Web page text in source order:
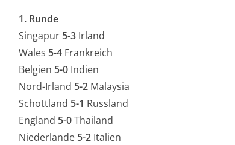
1. Runde
Singapur 5-3 Irland
Wales 5-4 Frankreich
Belgien 5-0 Indien
Nord-Irland 5-2 Malaysia
Schottland 5-1 Russland
England 5-0Thailand
Niederlande 5-2 Italien